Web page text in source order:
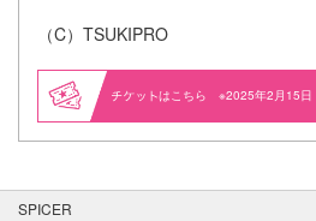
（C）TSUKIPRO
はこちら ※2025年2月15日
SPICER